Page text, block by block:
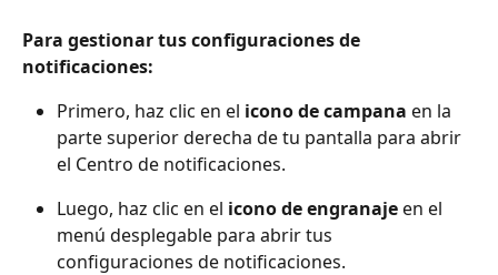
Para gestionar tus configuraciones de
notificaciones:
Primero, haz clic en el icono de campana en la
parte superior derecha de tu pantalla para abrir
el Centro de notificaciones.
Luego, haz clic en el icono de engranaje en el
menú desplegable para abrir tus
configuraciones de notificaciones.